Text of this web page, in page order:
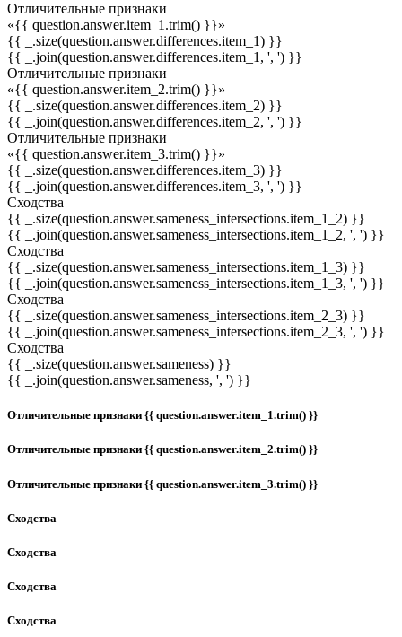
Отличительные признаки
«{{ question.answer.item_1.trim() }}»
{{ _.size(question.answer.differences.item_1) }}
{{ _.join(question.answer.differences.item_1, ', ') }}
Отличительные признаки
«{{ question.answer.item_2.trim() }}»
{{ _.size(question.answer.differences.item_2) }}
{{ _.join(question.answer.differences.item_2, ', ') }}
Отличительные признаки
«{{ question.answer.item_3.trim() }}»
{{ _.size(question.answer.differences.item_3) }}
{{ _.join(question.answer.differences.item_3, ', ') }}
Сходства
{{ _.size(question.answer.sameness_intersections.item_1_2) }}
{{ _.join(question.answer.sameness_intersections.item_1_2, ', ') }}
Сходства
{{ _.size(question.answer.sameness_intersections.item_1_3) }}
{{ _.join(question.answer.sameness_intersections.item_1_3, ', ') }}
Сходства
{{ _.size(question.answer.sameness_intersections.item_2_3) }}
{{ _.join(question.answer.sameness_intersections.item_2_3, ', ') }}
Сходства
{{ _.size(question.answer.sameness) }}
{{ _.join(question.answer.sameness, ', ') }}
Отличительные признаки {{ question.answer.item_1.trim() }}
Отличительные признаки {{ question.answer.item_2.trim() }}
Отличительные признаки {{ question.answer.item_3.trim() }}
Сходства
Сходства
Сходства
Сходства